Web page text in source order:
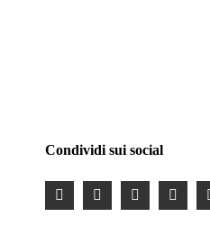
Condividi sui social